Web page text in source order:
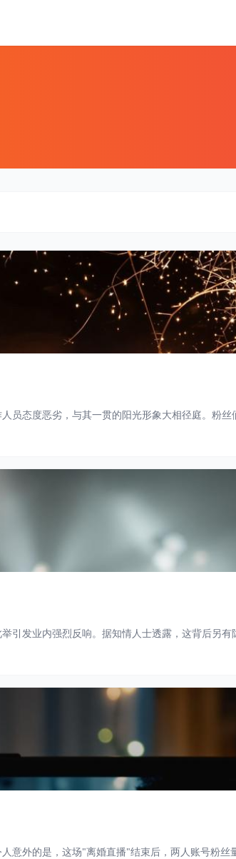
态度恶劣，与其一贯的阳光形象大相径庭。粉
引发业内强烈反响。据知情人士透露，这背后另
外的是，这场"离婚直播"结束后，两人账号粉丝